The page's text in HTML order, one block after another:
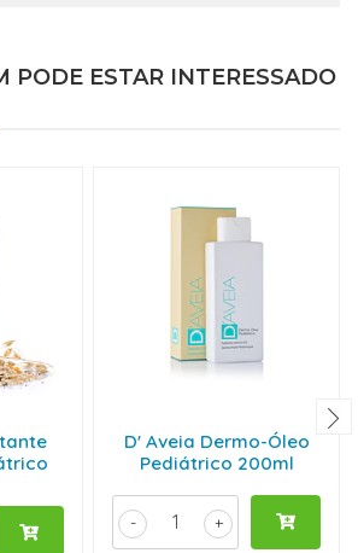
PODE ESTAR INTERESSADO
D' Aveia Dermo-Óleo
Pediátrico 200ml
+
-